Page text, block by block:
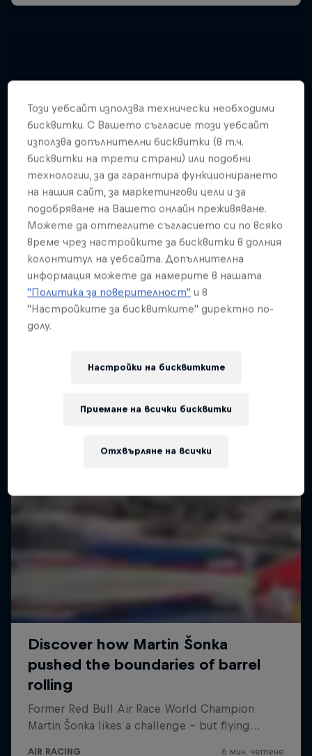
Hannes Arch top gun in training
Този уебсайт използва технически необходими
бисквитки. С Вашето съгласие този уебсайт
използва допълнителни бисквитки (в т.ч.
бисквитки на трети страни) или подобни
технологии, за да гарантира функционирането
на нашия сайт, за маркетингови цели и за
подобряване на Вашето онлайн преживяване.
Можете да оттеглите съгласието си по всяко
време чрез настройките за бисквитки в долния
колонтитул на уебсайта. Допълнителна
информация можете да намерите в нашата
"Политика за поверителност" и в
"Настройките за бисквитките" директно по-
долу.
Настройки на бисквитките
Отхвърляне на всички
Приемане на всички бисквитки